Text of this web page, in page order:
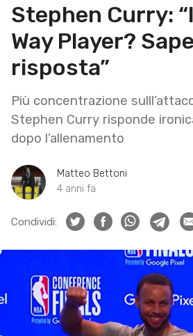
Stephen Curry:
Way Player?
risposta”
Più concentrazione
Stephen Curry risponde
dopo l’allenamento
Matteo Bettoni
4 anni fa
Condividi: